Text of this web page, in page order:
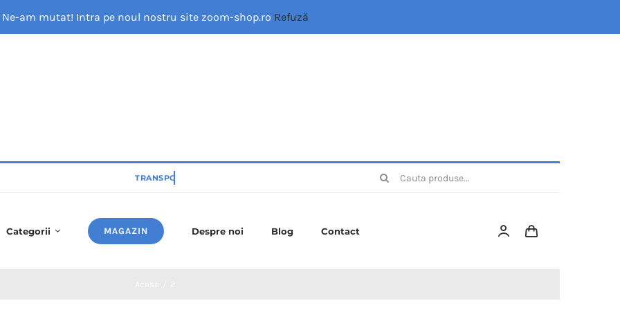
Cautare...
Categorii MAGAZIN Despre noi Blog Contact
Ne-am mutat! Intra pe noul nostru site zoom-shop.ro Refuză